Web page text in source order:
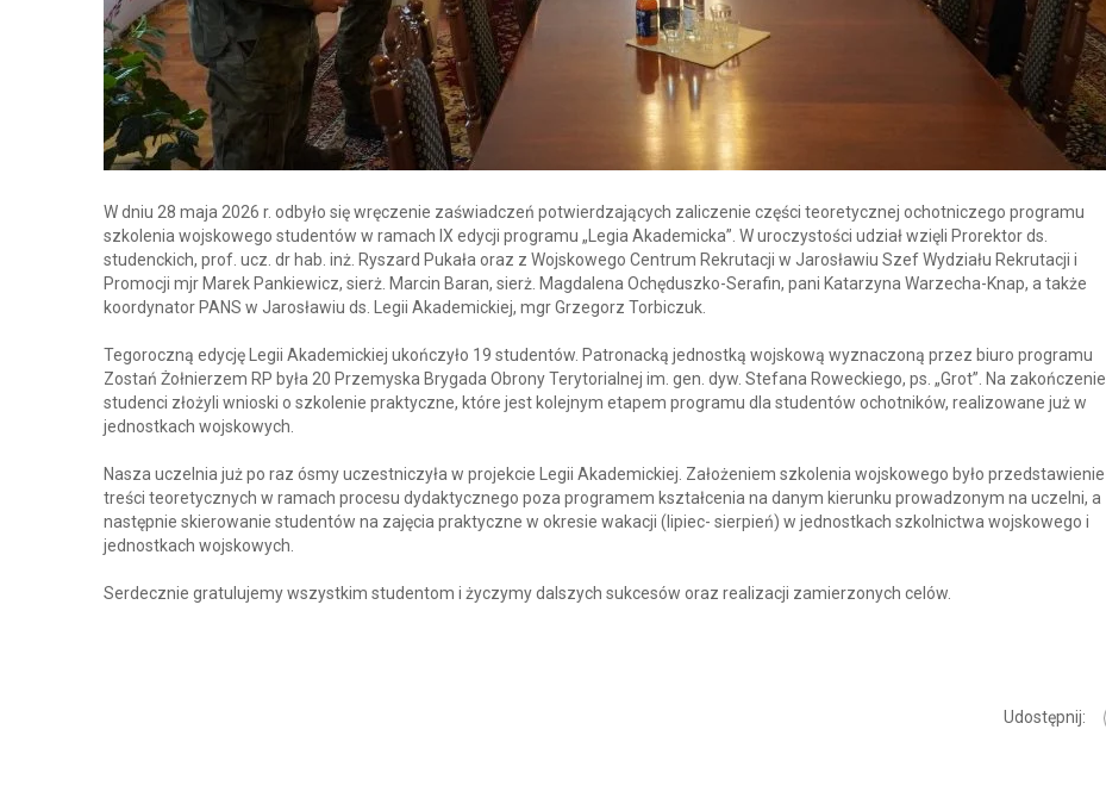
W dniu 28 maja 2026 r. odbyło się wręczenie zaświadczeń potwierdzających zaliczenie części teoretycznej ochotniczego programu
szkolenia wojskowego studentów w ramach IX edycji programu „Legia Akademicka”. W uroczystości udział wzięli Prorektor ds.
studenckich, prof. ucz. dr hab. inż. Ryszard Pukała oraz z Wojskowego Centrum Rekrutacji w Jarosławiu Szef Wydziału Rekrutacji i
Promocji mjr Marek Pankiewicz, sierż. Marcin Baran, sierż. Magdalena Ochęduszko-Serafin, pani Katarzyna Warzecha-Knap, a także
koordynator PANS w Jarosławiu ds. Legii Akademickiej, mgr Grzegorz Torbiczuk.
Tegoroczną edycję Legii Akademickiej ukończyło 19 studentów. Patronacką jednostką wojskową wyznaczoną przez biuro programu
Zostań Żołnierzem RP była 20 Przemyska Brygada Obrony Terytorialnej im. gen. dyw. Stefana Roweckiego, ps. „Grot”. Na zakończenie
studenci złożyli wnioski o szkolenie praktyczne, które jest kolejnym etapem programu dla studentów ochotników, realizowane już w
jednostkach wojskowych.
Nasza uczelnia już po raz ósmy uczestniczyła w projekcie Legii Akademickiej. Założeniem szkolenia wojskowego było przedstawienie
treści teoretycznych w ramach procesu dydaktycznego poza programem kształcenia na danym kierunku prowadzonym na uczelni, a
następnie skierowanie studentów na zajęcia praktyczne w okresie wakacji (lipiec- sierpień) w jednostkach szkolnictwa wojskowego i
jednostkach wojskowych.
Serdecznie gratulujemy wszystkim studentom i życzymy dalszych sukcesów oraz realizacji zamierzonych celów.
Udostępnij: